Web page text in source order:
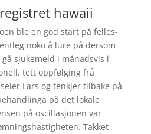
hawaii
ble en god start på felles-
noko å lure på dersom
sjukemeld i månadsvis i
tett oppfølging frå
Lars og tenkjer tilbake på
på det lokale
på oscillasjonen var
Takket